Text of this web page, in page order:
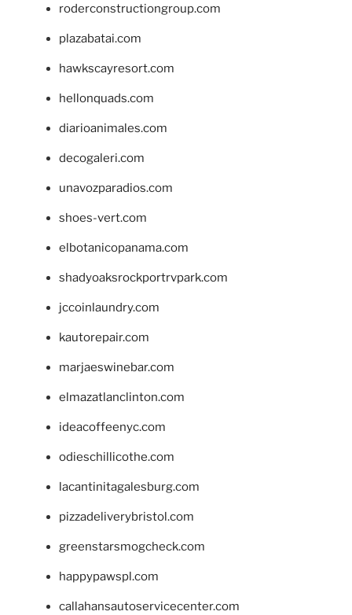
roderconstructiongroup.com
plazabatai.com
hawkscayresort.com
hellonquads.com
diarioanimales.com
decogaleri.com
unavozparadios.com
shoes-vert.com
elbotanicopanama.com
shadyoaksrockportrvpark.com
jccoinlaundry.com
kautorepair.com
marjaeswinebar.com
elmazatlanclinton.com
ideacoffeenyc.com
odieschillicothe.com
lacantinitagalesburg.com
pizzadeliverybristol.com
greenstarsmogcheck.com
happypawspl.com
callahansautoservicecenter.com